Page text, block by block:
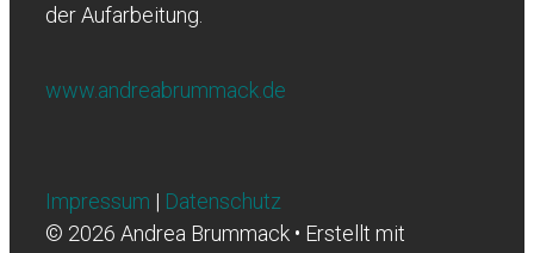
der Aufarbeitung.
www.andreabrummack.de
Impressum | Datenschutz
© 2026 Andrea Brummack • Erstellt mit